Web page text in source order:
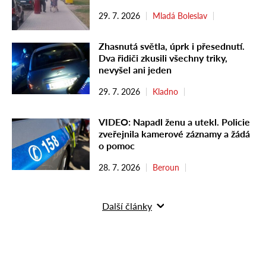
29. 7. 2026 Mladá Boleslav
Zhasnutá světla, úprk i přesednutí.
Dva řidiči zkusili všechny triky,
nevyšel ani jeden
29. 7. 2026 Kladno
VIDEO: Napadl ženu a utekl. Policie
zveřejnila kamerové záznamy a žádá
o pomoc
28. 7. 2026 Beroun
Další články